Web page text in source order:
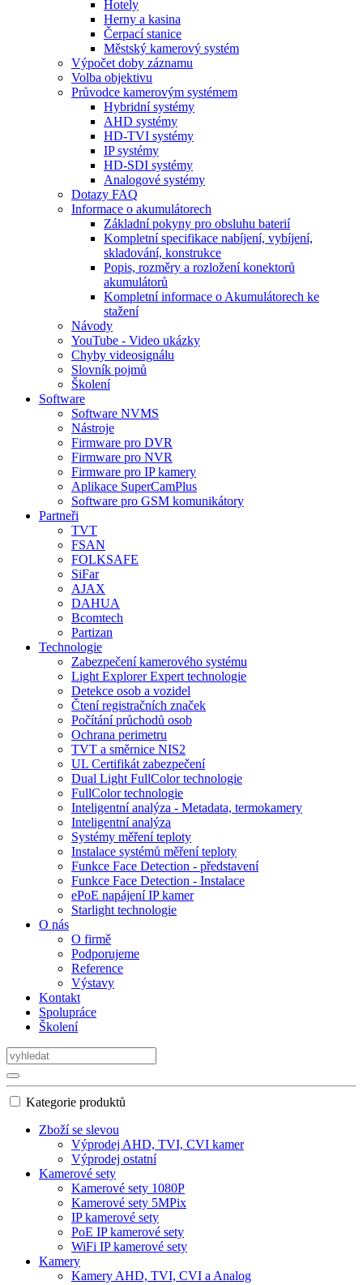
Hotely
Herny a kasina
Čerpací stanice
Městský kamerový systém
Výpočet doby záznamu
Volba objektivu
Průvodce kamerovým systémem
Hybridní systémy
AHD systémy
HD-TVI systémy
IP systémy
HD-SDI systémy
Analogové systémy
Dotazy FAQ
Informace o akumulátorech
Základní pokyny pro obsluhu baterií
Kompletní specifikace nabíjení, vybíjení,
skladování, konstrukce
Popis, rozměry a rozložení konektorů
akumulátorů
Kompletní informace o Akumulátorech ke
stažení
Návody
YouTube - Video ukázky
Chyby videosignálu
Slovník pojmů
Školení
Software
Software NVMS
Nástroje
Firmware pro DVR
Firmware pro NVR
Firmware pro IP kamery
Aplikace SuperCamPlus
Software pro GSM komunikátory
Partneři
TVT
FSAN
FOLKSAFE
SiFar
AJAX
DAHUA
Bcomtech
Partizan
Technologie
Zabezpečení kamerového systému
Light Explorer Expert technologie
Detekce osob a vozidel
Čtení registračních značek
Počítání průchodů osob
Ochrana perimetru
TVT a směrnice NIS2
UL Certifikát zabezpečení
Dual Light FullColor technologie
FullColor technologie
Inteligentní analýza - Metadata, termokamery
Inteligentní analýza
Systémy měření teploty
Instalace systémů měření teploty
Funkce Face Detection - představení
Funkce Face Detection - Instalace
ePoE napájení IP kamer
Starlight technologie
O nás
O firmě
Podporujeme
Reference
Výstavy
Kontakt
Spolupráce
Školení
Kategorie produktů
Zboží se slevou
Výprodej AHD, TVI, CVI kamer
Výprodej ostatní
Kamerové sety
Kamerové sety 1080P
Kamerové sety 5MPix
IP kamerové sety
PoE IP kamerové sety
WiFi IP kamerové sety
Kamery
Kamery AHD, TVI, CVI a Analog